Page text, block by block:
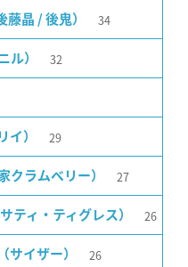
藤晶 / 後鬼） 34
ル） 32
イ） 29
クラムベリー） 27
ティ・ティグレス） 26
サイザー） 26